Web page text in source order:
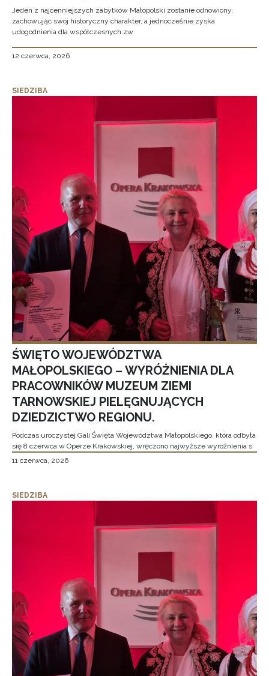
Jeden z najcenniejszych zabytków Małopolski zostanie odnowiony,
zachowując swój historyczny charakter, a jednocześnie zyska
udogodnienia dla współczesnych zw
12 czerwca, 2026
SIEDZIBA
ŚWIĘTO WOJEWÓDZTWA
MAŁOPOLSKIEGO – WYRÓŻNIENIA DLA
PRACOWNIKÓW MUZEUM ZIEMI
TARNOWSKIEJ PIELĘGNUJĄCYCH
DZIEDZICTWO REGIONU.
Podczas uroczystej Gali Święta Województwa Małopolskiego, która odbyła
się 8 czerwca w Operze Krakowskiej, wręczono najwyższe wyróżnienia s
11 czerwca, 2026
SIEDZIBA